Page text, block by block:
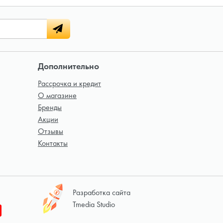
Дополнительно
Рассрочка и кредит
О магазине
Бренды
Акции
Отзывы
Контакты
Разработка сайта
Tmedia Studio